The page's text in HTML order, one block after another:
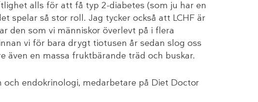
alls för att få typ 2-diabetes (som ju har en
spelar så stor roll. Jag tycker också att LCHF är
den som vi människor överlevt på i flera
vi för bara drygt tiotusen år sedan slog oss
även en massa fruktbärande träd och buskar.
och endokrinologi, medarbetare på Diet Doctor